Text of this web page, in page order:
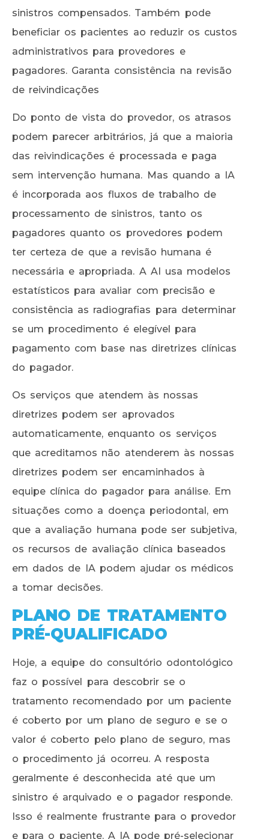
sinistros compensados. Também pode
beneficiar os pacientes ao reduzir os custos
administrativos para provedores e
pagadores. Garanta consistência na revisão
de reivindicações
Do ponto de vista do provedor, os atrasos
podem parecer arbitrários, já que a maioria
das reivindicações é processada e paga
sem intervenção humana. Mas quando a IA
é incorporada aos fluxos de trabalho de
processamento de sinistros, tanto os
pagadores quanto os provedores podem
ter certeza de que a revisão humana é
necessária e apropriada. A AI usa modelos
estatísticos para avaliar com precisão e
consistência as radiografias para determinar
se um procedimento é elegível para
pagamento com base nas diretrizes clínicas
do pagador.
Os serviços que atendem às nossas
diretrizes podem ser aprovados
automaticamente, enquanto os serviços
que acreditamos não atenderem às nossas
diretrizes podem ser encaminhados à
equipe clínica do pagador para análise. Em
situações como a doença periodontal, em
que a avaliação humana pode ser subjetiva,
os recursos de avaliação clínica baseados
em dados de IA podem ajudar os médicos
a tomar decisões.
PLANO DE TRATAMENTO
PRÉ-QUALIFICADO
Hoje, a equipe do consultório odontológico
faz o possível para descobrir se o
tratamento recomendado por um paciente
é coberto por um plano de seguro e se o
valor é coberto pelo plano de seguro, mas
o procedimento já ocorreu. A resposta
geralmente é desconhecida até que um
sinistro é arquivado e o pagador responde.
Isso é realmente frustrante para o provedor
e para o paciente. A IA pode pré-selecionar